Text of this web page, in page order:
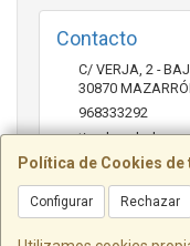
Política de Cookies
Configurar Rechazar
Contacto
C/ VERJA, 2 -
30870
968333292
Horario
9:30-14:00 y 17:30-